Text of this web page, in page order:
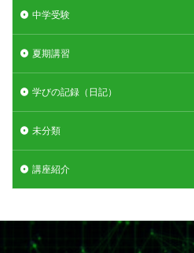
中学受験
夏期講習
学びの記録（日記）
未分類
講座紹介